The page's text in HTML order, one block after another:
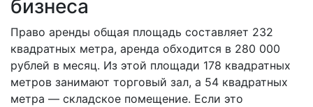
бизнеса
Право аренды общая площадь составляет 232
квадратных метра, аренда обходится в 280 000
рублей в месяц. Из этой площади 178 квадратных
метров занимают торговый зал, а 54 квадратных
метра — складское помещение. Если это